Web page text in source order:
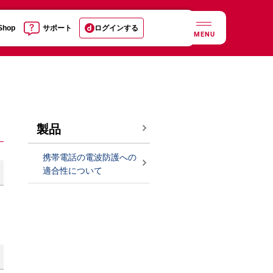
サポート ログインする
MENU
製品
携帯電話の電波防護への
適合性について